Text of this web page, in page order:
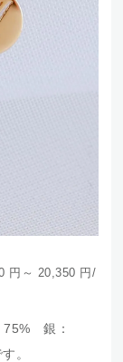
円～ 20,350 円/
75% 銀：
。